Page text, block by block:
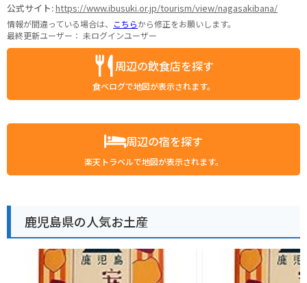
公式サイト:https://www.ibusuki.or.jp/tourism/view/nagasakibana/
情報が間違っている場合は、 こちらから修正をお願いします。
最終更新ユーザー： 未ログインユーザー
周辺の飲食店を探す
食べログで地図が表示されます。
周辺の宿を探す
楽天トラベルで地図が表示されます。
鹿児島県の人気お土産